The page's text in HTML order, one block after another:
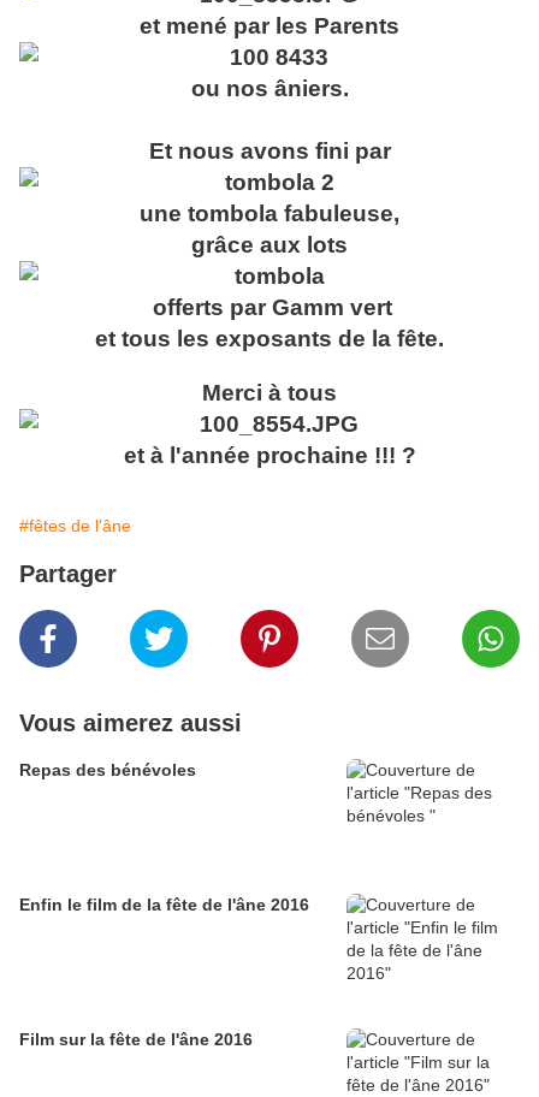
et mené par les Parents
ou nos âniers.
Et nous avons fini par
une tombola fabuleuse,
grâce aux lots
offerts par Gamm vert
et tous les exposants de la fête.
Merci à tous
et à l'année prochaine !!! ?
#fêtes de l'âne
Partager
Vous aimerez aussi
Repas des bénévoles
Enfin le film de la fête de l'âne 2016
Film sur la fête de l'âne 2016